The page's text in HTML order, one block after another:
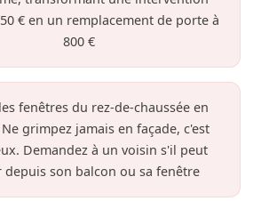
€ en un remplacement de porte à
800 €
fenêtres du rez-de-chaussée en
grimpez jamais en façade, c'est
Demandez à un voisin s'il peut
depuis son balcon ou sa fenêtre